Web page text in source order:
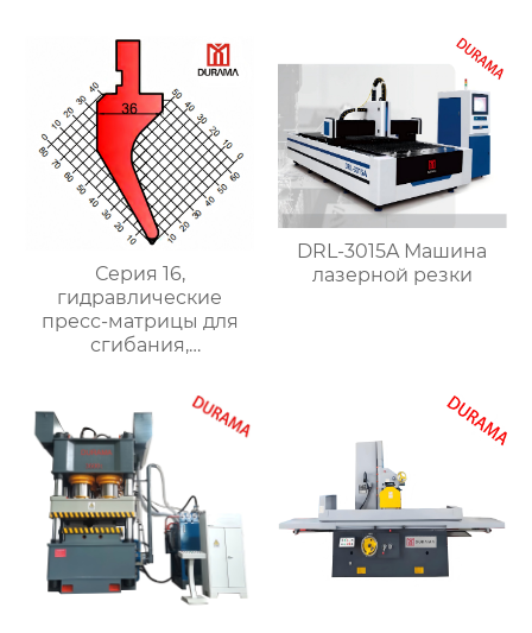
Серия 16,
гидравлические
пресс-матрицы для
сгибания,
формы для сгибания
листового металла
DRL-3015A Машина
лазерной резки